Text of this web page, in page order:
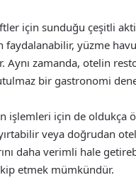
için sunduğu çeşitli
yüzme
Aynı zamanda, otelin
bir gastronomi
işlemleri için de oldukça
veya doğrudan
daha verimli hale
etmek mümkündür.